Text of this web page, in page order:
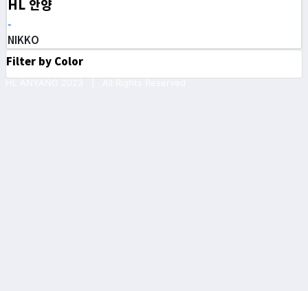
HL 안양
-
NIKKO
Filter by Color